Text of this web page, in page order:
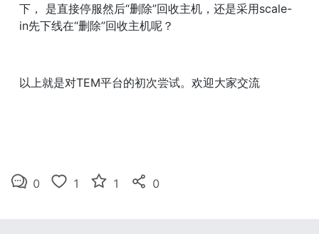
下， 是直接停服然后“删除”回收主机，还是采用scale-
in先下线在“删除”回收主机呢？
以上就是对TEM平台的初次尝试。欢迎大家交流
0 1 1 0